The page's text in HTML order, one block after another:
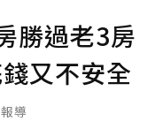
勝過老3房
又不安全
導